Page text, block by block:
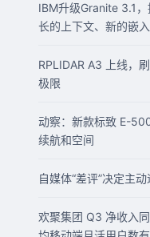
IBM升级Granite 3.1
长的上下文、新的嵌
RPLIDAR A3 上线，
极限
动察：新款标致 E-
续航和空间
自媒体“差评”决定主
欢聚集团 Q3 净收入